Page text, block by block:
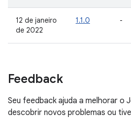
12 de janeiro
de 2022
1.1.0 -
Feedback
Seu feedback ajuda a melhorar o
descobrir novos problemas ou